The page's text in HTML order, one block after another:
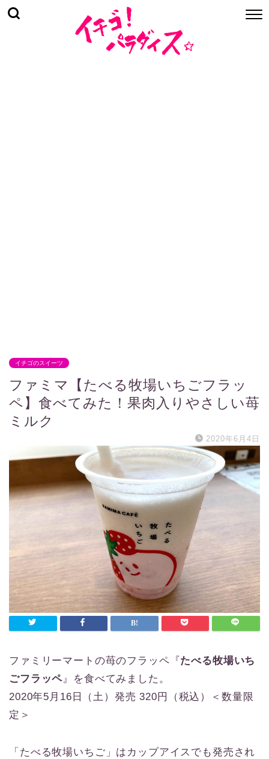
イチゴのスイーツ
ファミマ【たべる牧場いちごフラッ
ペ】食べてみた！果肉入りやさしい苺
ミルク
2020年6月4日
ファミリーマートの苺のフラッペ『 たべる牧場いち
ごフラッペ』を食べてみました。
2020年5月16日（土）発売 320円（税込）＜数量限
定＞
「たべる牧場いちご」はカップアイスでも発売され